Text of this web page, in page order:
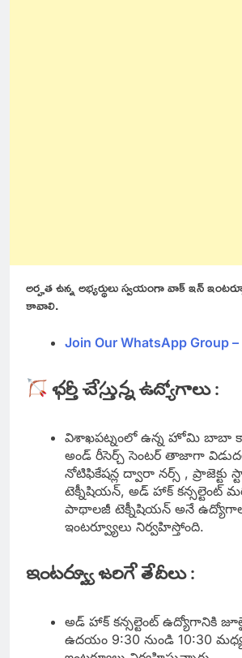
అర్హత ఉన్న అభ్యర్థులు స్వయంగా వాక్ ఇన్
కావాలి.
Join Our WhatsApp Group
భర్తీ చేస్తున్న ఉద్యోగాలు :
విశాఖపట్నంలో ఉన్న హోమి బాబా
అండ్ రీసెర్చ్ సెంటర్ తాజాగా
నోటిఫికేషన్ల ద్వారా నర్స్ , ప్రాజెక్టు
టెక్నీషియన్, అడ్ హాక్ కన్సల్టెంట్
పాథాలజీ టెక్నీషియన్ అనే
ఇంటర్వ్యూలు నిర్వహిస్తోంది.
ఇంటర్వ్యూ జరిగే తేదీలు :
అడ్ హాక్ కన్సల్టెంట్ ఉద్యోగానికి
ఉదయం 9:30 నుండి 10:30